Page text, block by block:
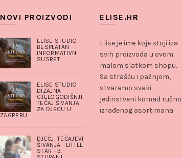
NOVI PROIZVODI
ELISE STUDIO -
BESPLATAN
INFORMATIVNI
SUSRET
ELISE STUDIO
DIZAJNA
CJELOGODIŠNJI
TEČAJ ŠIVANJA
ZA DJECU U
ZAGREBU
DJEČJI TEČAJEVI
ŠIVANJA - LITTLE
STAR - 3.
ELISE.HR
Elise je ime koje stoji iza
svih proizvoda u ovom
malom slatkom shopu.
Sa strašću i pažnjom,
stvaramo svaki
jedinstveni komad ručno
izrađenog asortimana